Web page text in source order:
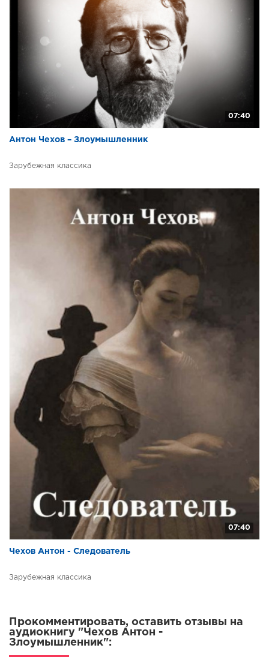
07:40
Антон Чехов – Злоумышленник
Зарубежная классика
07:40
Чехов Антон - Следователь
Зарубежная классика
Прокомментировать, оставить отзывы на
аудиокнигу "Чехов Антон -
Злоумышленник":